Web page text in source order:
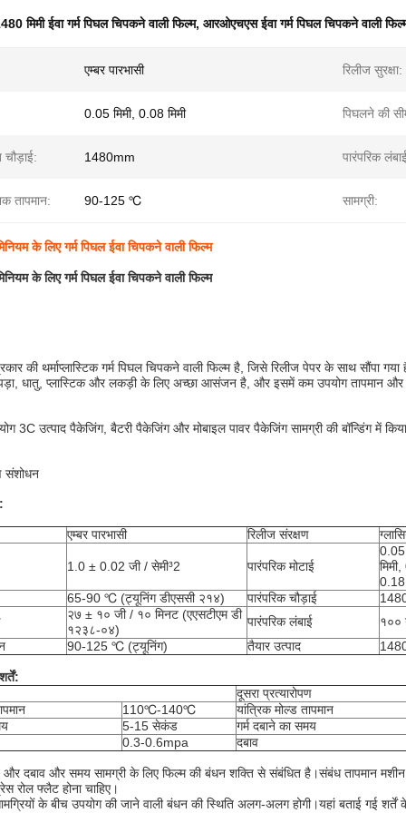
मिमी ईवा गर्म पिघल चिपकने वाली फिल्म, आरओएचएस ईवा गर्म पिघल चिपकने वाली
एम्बर पारभासी रिलीज सुरक्षा:
0.05 मिमी, 0.08 मिमी पिघलने की
चौड़ाई: 1480mm पारंपरिक
तापमान: 90-125 ℃ सामग्री:
के लिए गर्म पिघल ईवा चिपकने वाली फिल्म
के लिए गर्म पिघल ईवा चिपकने वाली फिल्म
की थर्माप्लास्टिक गर्म पिघल चिपकने वाली फिल्म है, जिसे रिलीज पेपर के साथ सौंपा
धातु, प्लास्टिक और लकड़ी के लिए अच्छा आसंजन है, और इसमें कम उपयोग तापमान
3C उत्पाद पैकेजिंग, बैटरी पैकेजिंग और मोबाइल पावर पैकेजिंग सामग्री की बॉन्डिंग में
संशोधन
एम्बर पारभासी रिलीज संरक्षण
1.0 ± 0.02 जी / सेमी³2 पारंपरिक मोटाई
0.05
0.18
65-90 ℃ (ट्यूनिंग डीएससी २१४)
पारंपरिक चौड़ाई
२७ ± १० जी / १० मिनट (एएसटीएम डी
१२३८-०४)
पारंपरिक लंबाई
१००
90-125 ℃ (ट्यूनिंग) तैयार उत्पाद
दूसरा प्रत्यारोपण
110℃-140℃
यांत्रिक मोल्ड तापमान
5-15 सेकंड
गर्म दबाने का समय
0.3-0.6mpa
दबाव
दबाव और समय सामग्री के लिए फिल्म की बंधन शक्ति से संबंधित है।संबंध तापमान मशीन
रोल फ्लैट होना चाहिए।
के बीच उपयोग की जाने वाली बंधन की स्थिति अलग-अलग होगी।यहां बताई गई शर्तें